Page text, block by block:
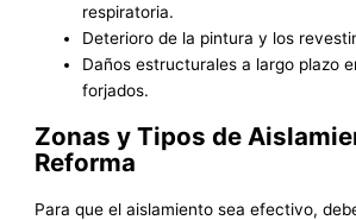
respiratoria.
Deterioro de la pintura y los
Daños estructurales a largo plazo
forjados.
Zonas y Tipos de
Reforma
Para que el aislamiento sea efectivo,